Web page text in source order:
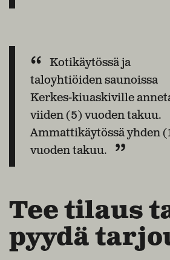
Kotikäytössä ja
taloyhtiöiden saunoissa
Kerkes-kiuaskiville
viiden (5) vuoden takuu.
Ammattikäytössä yhden
vuoden takuu.
Tee tilaus
pyydä